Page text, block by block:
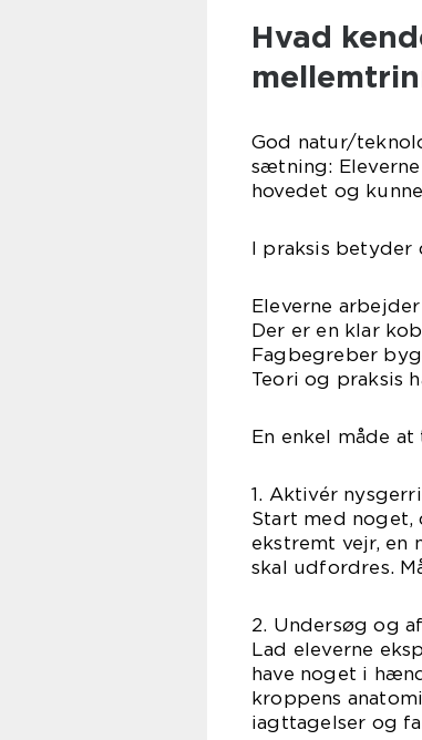
Hvad
God natur/
sætning:
hovedet og
I praksis betyder
Eleverne
Der er en klar
Fagbegreber
Teori og praksis
En enkel måde
1. Aktivér
Start med
ekstremt vejr, en
skal udfordres.
2. Undersøg og
Lad eleverne
have noget i
kroppens
iagttagelser og